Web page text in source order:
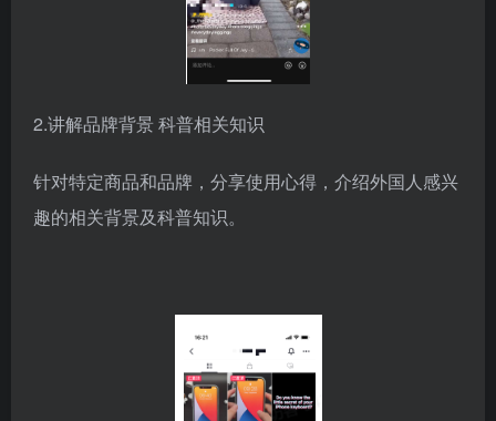
2.讲解品牌背景 科普相关知识
针对特定商品和品牌，分享使用心得，介绍外国人感兴
趣的相关背景及科普知识。